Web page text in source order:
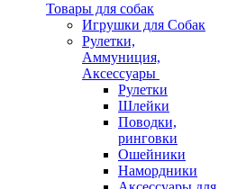
Товары для собак
Игрушки для Собак
Рулетки,
Аммуниция,
Аксессуары
Рулетки
Шлейки
Поводки,
ринговки
Ошейники
Намордники